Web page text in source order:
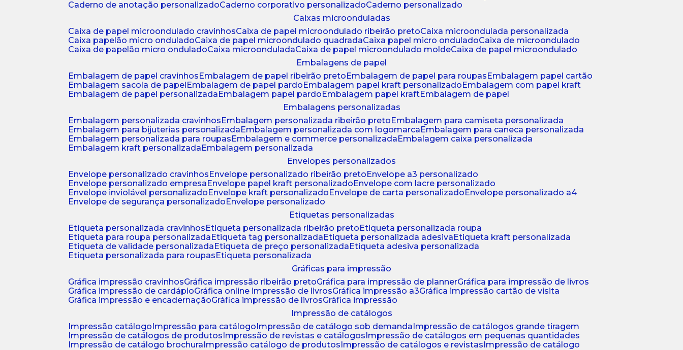
caderno de anotação personalizado
caderno corporativo personalizado
caderno personalizado
caixas microonduladas
caixa de papel microondulado cravinhos
caixa de papel microondulado ribeirão preto
caixa microondulada personalizada
caixa papelão micro ondulado
caixa de papel microondulado quadrada caixa papel micro ondulado
caixa de microondulado
caixa de papelão micro ondulado
caixa microondulada caixa de papel microondulado molde
caixa de papel microondulado
embalagens de papel
embalagem de papel cravinhos
embalagem de papel ribeirão preto embalagem de papel para roupas
embalagem papel cartão
embalagem sacola de papel
embalagem de papel pardo embalagem papel kraft personalizado
embalagem com papel kraft
embalagem de papel personalizada
embalagem papel pardo embalagem papel kraft
embalagem de papel
embalagens personalizadas
embalagem personalizada cravinhos
embalagem personalizada ribeirão preto
embalagem para camiseta personalizada
embalagem para bijuterias personalizada
embalagem personalizada com logomarca
embalagem para caneca personalizada
embalagem personalizada para roupas
embalagem e commerce personalizada
embalagem caixa personalizada
embalagem kraft personalizada
embalagem personalizada
envelopes personalizados
envelope personalizado cravinhos
envelope personalizado ribeirão preto
envelope a3 personalizado
envelope personalizado empresa
envelope papel kraft personalizado
envelope com lacre personalizado
envelope inviolável personalizado
envelope kraft personalizado envelope de carta personalizado
envelope personalizado a4
envelope de segurança personalizado
envelope personalizado
etiquetas personalizadas
etiqueta personalizada cravinhos
etiqueta personalizada ribeirão preto
etiqueta personalizada roupa
etiqueta para roupa personalizada
etiqueta tag personalizada etiqueta personalizada adesiva
etiqueta kraft personalizada
etiqueta de validade personalizada
etiqueta de preço personalizada
etiqueta adesiva personalizada
etiqueta personalizada para roupas
etiqueta personalizada
gráficas para impressão
gráfica impressão cravinhos
gráfica impressão ribeirão preto gráfica para impressão de planner
gráfica para impressão de livros
gráfica impressão de cardápio
gráfica online impressão de livros gráfica impressão a3
gráfica impressão cartão de visita
gráfica impressão e encadernação
gráfica impressão de livros
gráfica impressão
impressão de catálogos
impressão catálogo impressão para catálogo impressão de catálogo sob demanda impressão de catálogos grande tiragem
impressão de catálogos de produtos impressão de revistas e catálogos impressão de catálogos em pequenas quantidades
impressão de catálogo brochura impressão catálogo de produtos impressão de catálogos e revistas impressão de catálogo